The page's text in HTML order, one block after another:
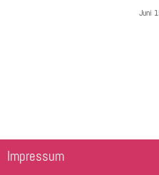
Juni
Impressum